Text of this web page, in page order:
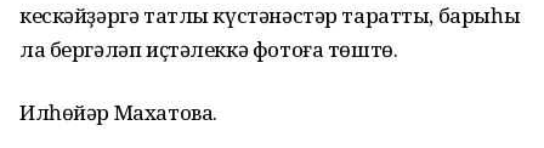
кескәйҙәргә татлы күстәнәстәр таратты, барыһы
ла бергәләп иҫтәлеккә фотоға төштө.
Илһөйәр Махатова.